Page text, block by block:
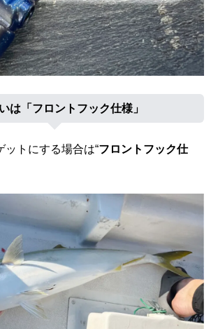
は「フロントフック仕様」
ットにする場合は“フロントフック仕